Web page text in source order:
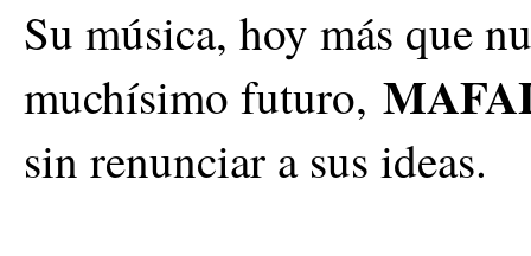
Su música, hoy más que
muchísimo futuro,
sin renunciar a sus ideas.